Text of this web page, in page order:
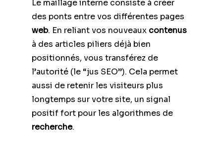
Le maillage interne consiste à créer
des ponts entre vos différentes pages
web. En reliant vos nouveaux contenus
à des articles piliers déjà bien
positionnés, vous transférez de
l’autorité (le “jus SEO”). Cela permet
aussi de retenir les visiteurs plus
longtemps sur votre site, un signal
positif fort pour les algorithmes de
recherche.